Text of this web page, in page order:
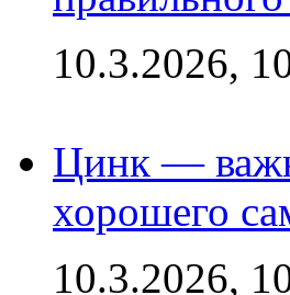
10.3.2026,
Цинк —
хорошего
10.3.2026,